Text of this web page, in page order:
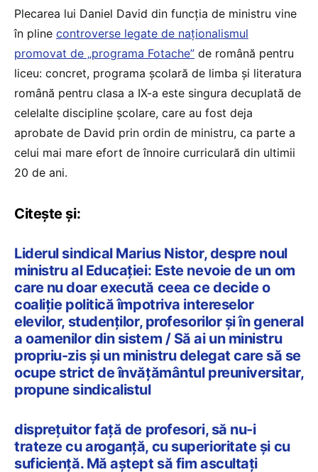
Plecarea lui Daniel David din funcția de ministru vine
în pline controverse legate de naționalismul
promovat de „programa Fotache” de română pentru
liceu: concret, programa școlară de limba și literatura
română pentru clasa a IX-a este singura decuplată de
celelalte discipline școlare, care au fost deja
aprobate de David prin ordin de ministru, ca parte a
celui mai mare efort de înnoire curriculară din ultimii
20 de ani.
Citește și:
Liderul sindical Marius Nistor, despre noul
ministru al Educației: Este nevoie de un om
care nu doar execută ceea ce decide o
coaliție politică împotriva intereselor
elevilor, studenților, profesorilor și în general
a oamenilor din sistem / Să ai un ministru
propriu-zis și un ministru delegat care să se
ocupe strict de învățământul preuniversitar,
propune sindicalistul
disprețuitor față de profesori, să nu-i
trateze cu aroganță, cu superioritate și cu
suficiență. Mă aștept să fim ascultați